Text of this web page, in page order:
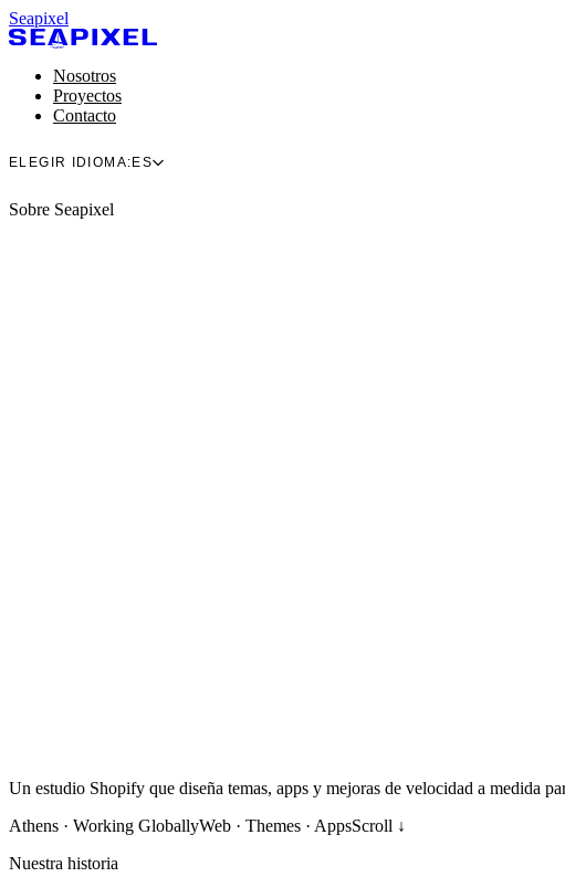
Seapixel
Nosotros
Proyectos
Contacto
ELEGIR IDIOMA: ES
Sobre Seapixel
Un estudio Shopify que diseña temas, apps y mejoras de velocidad a medida
Athens · Working GloballyWeb · Themes · AppsScroll ↓
Nuestra historia